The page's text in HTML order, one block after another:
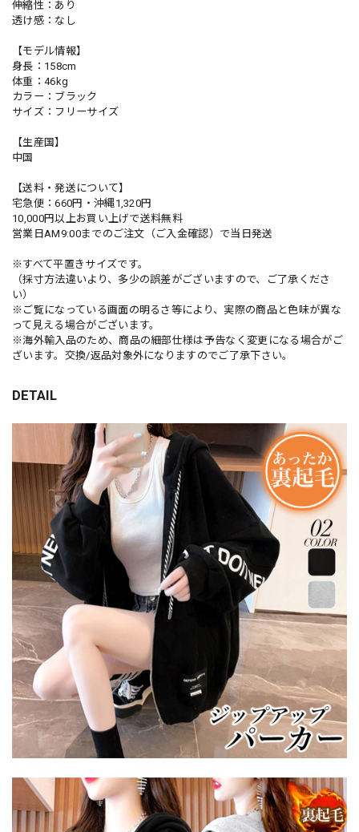
伸縮性：あり
透け感：なし
【モデル情報】
身長：158cm
体重：46kg
カラー：ブラック
サイズ：フリーサイズ
【生産国】
中国
【送料・発送について】
宅急便：660円・沖縄1,320円
10,000円以上お買い上げで送料無料
営業日AM9:00までのご注文（ご入金確認）で当日発送
※すべて平置きサイズです。
（採寸方法違いより、多少の誤差がございますので、ご了承くださ
い）
※ご覧になっている画面の明るさ等により、実際の商品と色味が異な
って見える場合がございます。
※海外輸入品のため、商品の細部仕様は予告なく変更になる場合がご
ざいます。交換/返品対象外になりますのでご了承下さい。
DETAIL